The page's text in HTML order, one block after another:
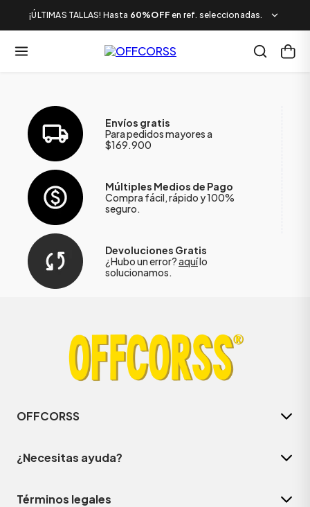
¡ÚLTIMAS TALLAS! Hasta 60%OFF en ref. seleccionadas.
Envíos gratis
Para pedidos mayores a
$169.900
Múltiples Medios de Pago
Compra fácil, rápido y 100%
seguro.
Devoluciones Gratis
¿Hubo un error?aquílo
solucionamos.
OFFCORSS
¿Necesitas ayuda?
Términos legales